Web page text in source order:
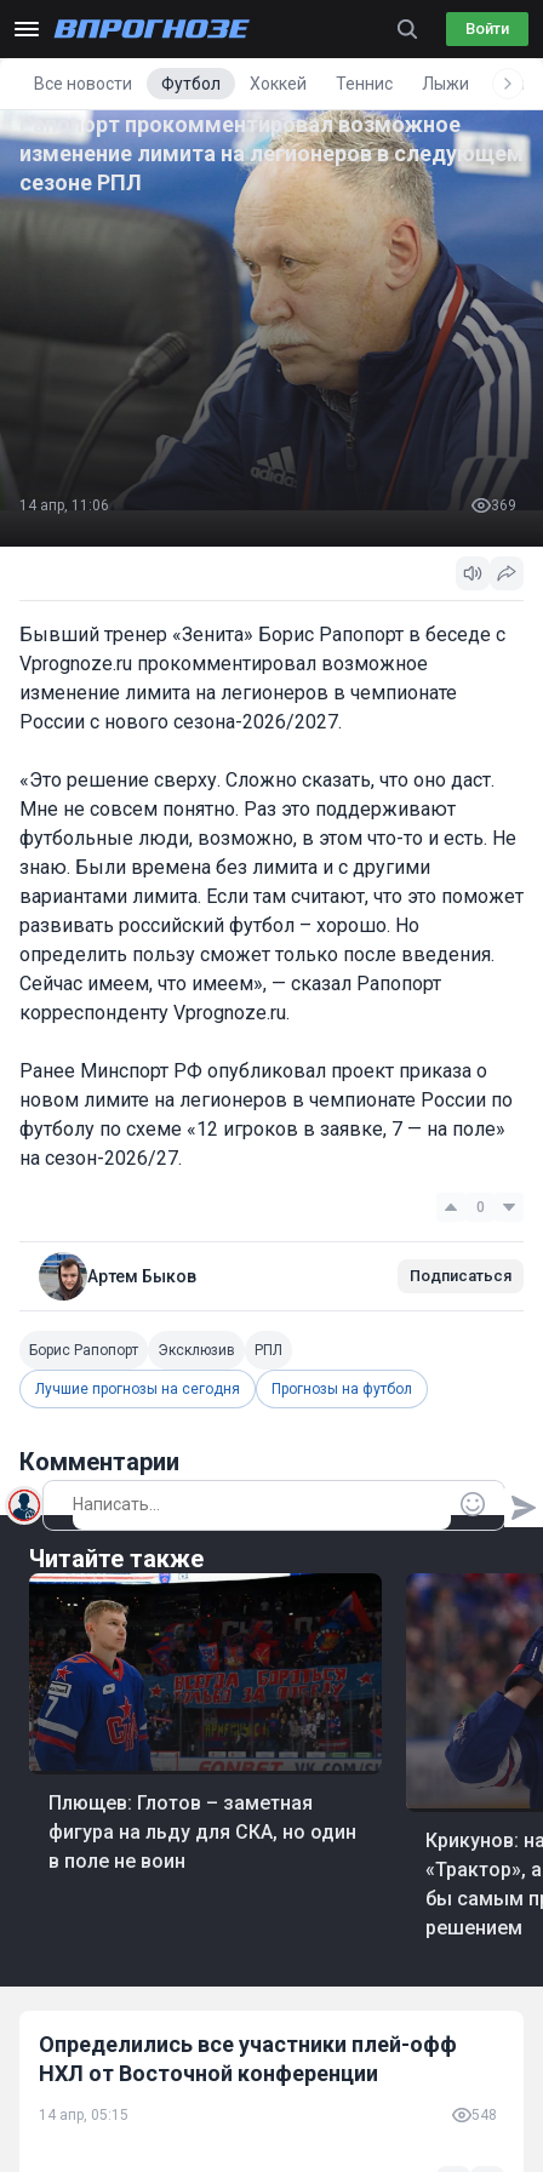
Войти
Все новости Футбол Хоккей Теннис Лыжи
Рапопорт прокомментировал возможное
изменение лимита на легионеров в следующем
сезоне РПЛ
14 апр, 11:06 369
Бывший тренер «Зенита» Борис Рапопорт в беседе с
Vprognoze.ru прокомментировал возможное
изменение лимита на легионеров в чемпионате
России с нового сезона-2026/2027.
«Это решение сверху. Сложно сказать, что оно даст.
Мне не совсем понятно. Раз это поддерживают
футбольные люди, возможно, в этом что-то и есть. Не
знаю. Были времена без лимита и с другими
вариантами лимита. Если там считают, что это поможет
развивать российский футбол – хорошо. Но
определить пользу сможет только после введения.
Сейчас имеем, что имеем», — сказал Рапопорт
корреспонденту Vprognoze.ru.
Ранее Минспорт РФ опубликовал проект приказа о
новом лимите на легионеров в чемпионате России по
футболу по схеме «12 игроков в заявке, 7 — на поле»
на сезон-2026/27.
0
Артем Быков Подписаться
Борис Рапопорт Эксклюзив РПЛ
Лучшие прогнозы на сегодня Прогнозы на футбол
Комментарии
Читайте также
Плющев: Глотов – заметная
фигура на льду для СКА, но один
в поле не воин
Крикунов:
«Трактор»,
бы самым
решением
Определились все участники плей-офф
НХЛ от Восточной конференции
14 апр, 05:15 548